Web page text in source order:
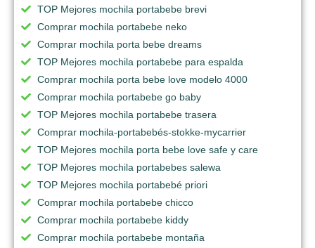
TOP Mejores mochila portabebe brevi
Comprar mochila portabebe neko
Comprar mochila porta bebe dreams
TOP Mejores mochila portabebe para espalda
Comprar mochila porta bebe love modelo 4000
Comprar mochila portabebe go baby
TOP Mejores mochila portabebe trasera
Comprar mochila-portabebés-stokke-mycarrier
TOP Mejores mochila porta bebe love safe y care
TOP Mejores mochila portabebes salewa
TOP Mejores mochila portabebé priori
Comprar mochila portabebe chicco
Comprar mochila portabebe kiddy
Comprar mochila portabebe montaña